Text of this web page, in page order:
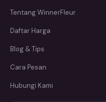
Tentang WinnerFleur
Daftar Harga
Blog & Tips
Cara Pesan
Hubungi Kami